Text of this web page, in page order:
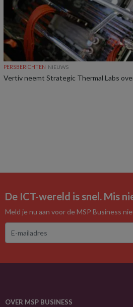
PERSBERICHTEN NIEUWS
Vertiv neemt Strategic Thermal Labs
De ICT-wereld is snel. Mis
Meld je nu aan voor de MSP Business
OVER MSP BUSINESS